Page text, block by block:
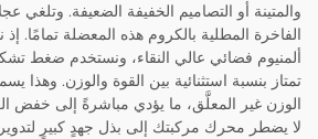
والمتينة أو التصاميم الخفيفة الضعيفة.
الفاخرة المطلية بالكروم هذه المعضلة تمامًا. إذ
ألمنيوم فضائي عالي النقاء، ونستخدم ضغط
تمتاز بنسبة استثنائية بين القوة والوزن. وهذا
الوزن غير المعلَّق، ما يؤدي مباشرةً إلى خفض
لا يضطر محرك مركبتك إلى بذل جهدٍ كبيرٍ